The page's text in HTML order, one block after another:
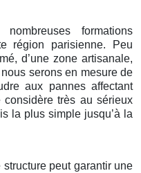
formations
région parisienne. Peu
d’une zone artisanale,
serons en mesure de
aux pannes affectant
très au sérieux
la plus simple jusqu’à la
peut garantir une